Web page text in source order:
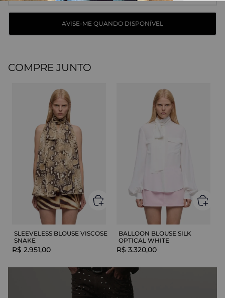
COMPRE JUNTO
SLEEVELESS BLOUSE VISCOSE
SNAKE
R$ 2.951,00
BALLOON BLOUSE SILK
OPTICAL WHITE
R$ 3.320,00